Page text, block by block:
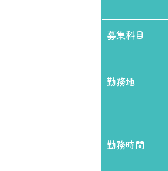
募集科目
勤務地
勤務時間